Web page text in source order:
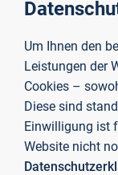
San
Meeting,
14th
Markets,
33rd
Köln
10th
Network,
Um Ihnen den
Leistungen der
Cookies –
Diese sind
Einwilligung ist
Website nicht